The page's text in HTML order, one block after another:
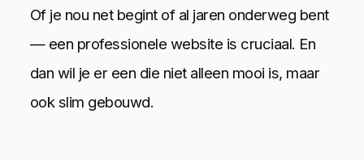
Of je nou net begint of al jaren onderweg bent
— een professionele website is cruciaal. En
dan wil je er een die niet alleen mooi is, maar
ook slim gebouwd.